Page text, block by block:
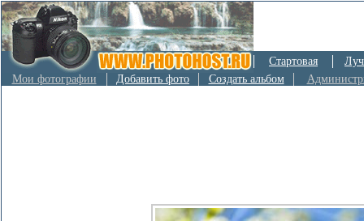
Стартовая
Мои фотографии
Добавить фото Создать альбом